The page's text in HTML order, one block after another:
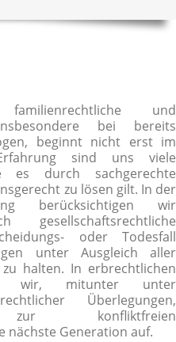
und
bei bereits
beginnt nicht erst im
sind uns viele
es durch sachgerechte
zu lösen gilt. In der
berücksichtigen wir
oder Todesfall
unter Ausgleich aller
halten. In erbrechtlichen
wir, mitunter unter
Überlegungen,
zur konfliktfreien
nächste Generation auf.